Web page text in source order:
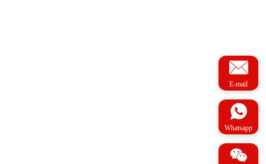
E-mail
Whatsapp